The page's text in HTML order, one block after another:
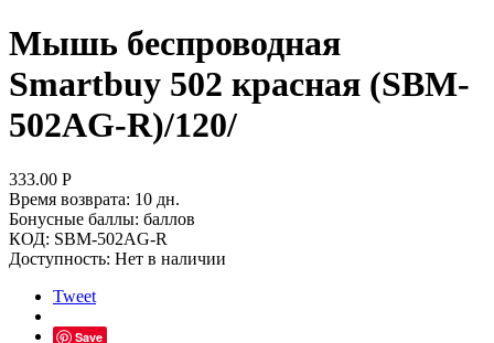
Мышь беспроводная
Smartbuy 502 красная (SBM-
502AG-R)/120/
333.00 Р
Время возврата: 10 дн.
Бонусные баллы: баллов
КОД: SBM-502AG-R
Доступность: Нет в наличии
Tweet
Save